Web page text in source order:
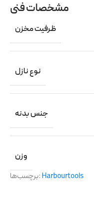
مشخصات فنی
ظرفیت مخزن
نوع نازل
جنس بدنه
وزن
برچسب‌ها:Harbourtools